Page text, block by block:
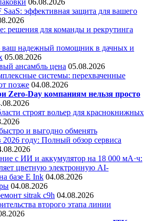
эффективная защита для вашего
решения для команды и рекрутинга
ваш надежный помощник в дачных и
05.08.2026
ансамбль цена 05.08.2026
системы: перехваченные
позже 04.08.2026
Zero-Day компаниям нельзя просто
строят вольер для краснокнижных
и выгодно обменять
году: Полный обзор сервиса
с ИИ и аккумулятор на 18 000 мА·ч:
цветную электронную AI-
базе E Ink 04.08.2026
04.08.2026
sitrak c9h 04.08.2026
второго этапа линии